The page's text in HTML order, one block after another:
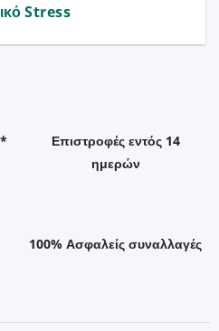
Stress
Επιστροφές εντός 14
ημερών
100% Ασφαλείς συναλλαγές